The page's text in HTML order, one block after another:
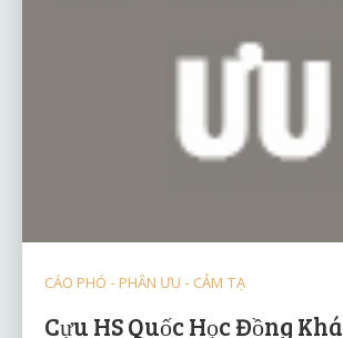
CÁO PHÓ - PHÂN ƯU - CẢM TẠ
Cựu HS Quốc Học Đồng